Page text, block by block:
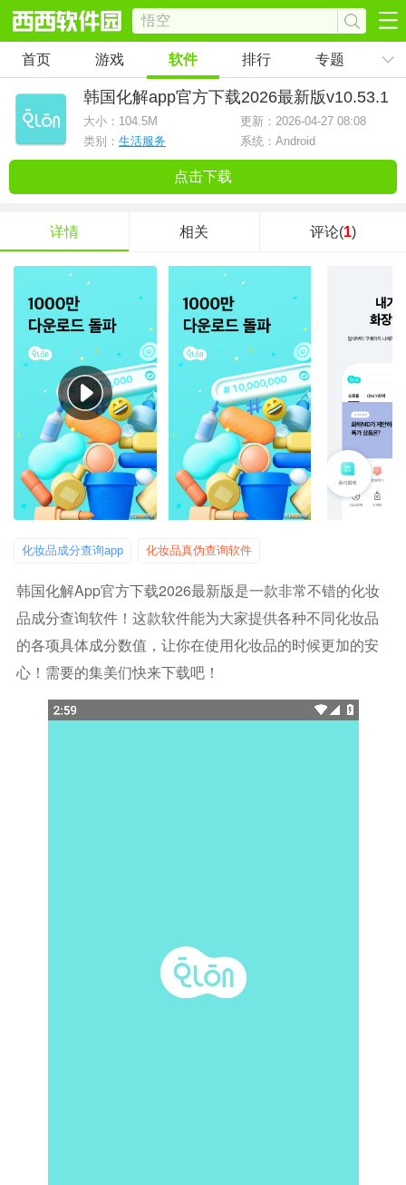
首页 游戏 软件 排行 专题
韩国化解app官方下载2026最新版v10.53.1
大小： 104.5M
更新：2026-04-27 08:08
类别： 生活服务 系统：Android
点击下载
详情 相关 评论(1)
化妆品成分查询app 化妆品真伪查询软件
韩国化解app官方下载2026最新版是一款非常不错的化妆
品成分查询软件！这款软件能为大家提供各种不同化妆品
的各项具体成分数值，让你在使用化妆品的时候更加的安
心！需要的集美们快来下载吧！